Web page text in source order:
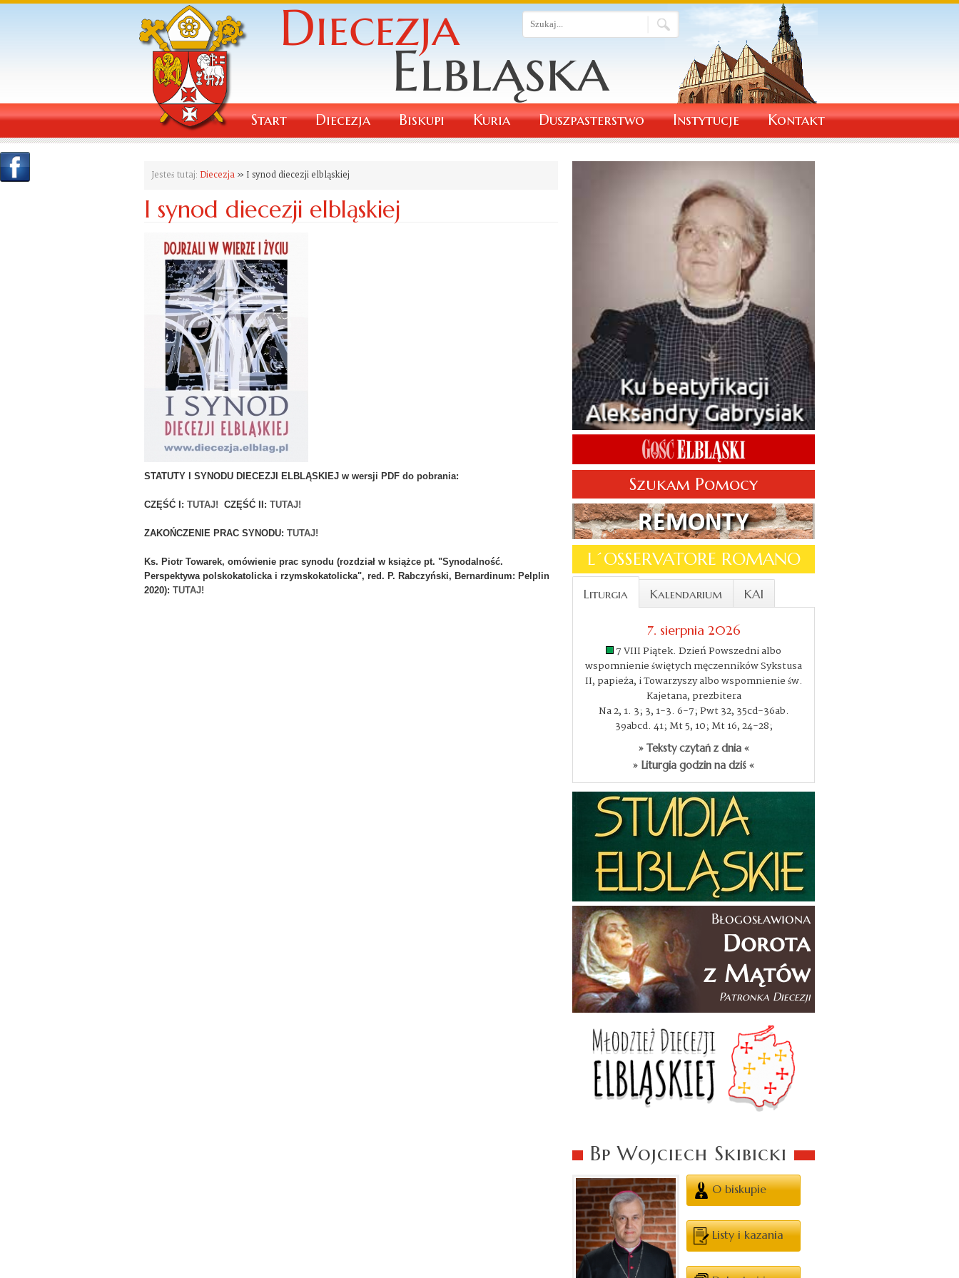
Start Diecezja Biskupi Kuria Duszpasterstwo Instytucje Kontakt
Jesteś tutaj: Diecezja » I synod diecezji elbląskiej
I synod diecezji elbląskiej
STATUTY I SYNODU DIECEZJI ELBLĄSKIEJ w wersji PDF do pobrania:
CZĘŚĆ I: TUTAJ! CZĘŚĆ II: TUTAJ!
ZAKOŃCZENIE PRAC SYNODU: TUTAJ!
Ks. Piotr Towarek, omówienie prac synodu (rozdział w książce pt. "Synodalność.
Perspektywa polskokatolicka i rzymskokatolicka", red. P. Rabczyński, Bernardinum: Pelplin
2020): TUTAJ!
Szukam Pomocy
L´OSSERVATORE ROMANO
Liturgia Kalendarium KAI
7. sierpnia 2026
7 VIII Piątek. Dzień Powszedni albo
wspomnienie świętych męczenników Sykstusa
II, papieża, i Towarzyszy albo wspomnienie św.
Kajetana, prezbitera
Na 2, 1. 3; 3, 1-3. 6-7; Pwt 32, 35cd-36ab.
39abcd. 41; Mt 5, 10; Mt 16, 24-28;
» Teksty czytań z dnia «
» Liturgia godzin na dziś «
Bp Wojciech Skibicki
O biskupie
Listy i kazania